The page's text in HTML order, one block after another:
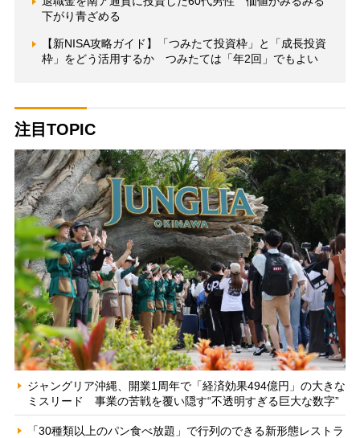
下がり青ざめる
【新NISA攻略ガイド】「つみたて投資枠」と「成長投資
枠」をどう活用するか つみたては「年2回」でもよい
注目TOPIC
ジャングリア沖縄、開業1周年で「経済効果494億円」の大きな
ミスリード 事業の苦戦を覆い隠す“不透明すぎる巨大な数字”
「30種類以上のパン食べ放題」で行列のできる新形態レストラ